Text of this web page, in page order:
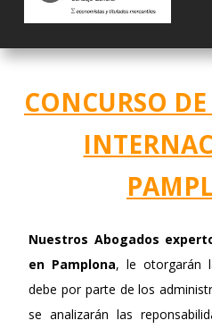
CONCURSO
Nuestros Abogados
en Pamplona, le otorgarán
debe por parte de los
se analizarán las